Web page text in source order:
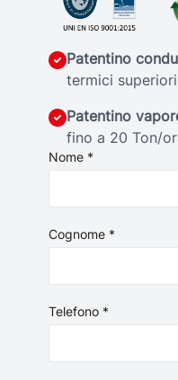
Patentino
termici
Patentino
fino a 20 Ton/
Nome *
Cognome *
Telefono *